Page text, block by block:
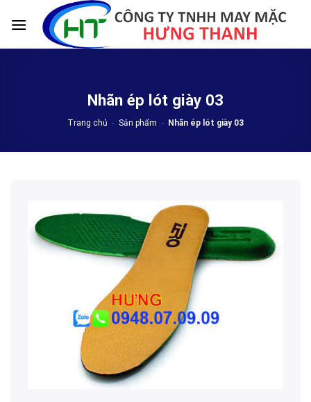
Nhãn ép lót giày 03
Trang chủ - Sản phẩm - Nhãn ép lót giày 03